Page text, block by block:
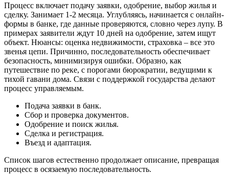
Процесс включает подачу заявки, одобрение, выбор жилья и
сделку. Занимает 1-2 месяца. Углубляясь, начинается с онлайн-
формы в банке, где данные проверяются, словно через лупу. В
примерах заявители ждут 10 дней на одобрение, затем ищут
объект. Нюансы: оценка недвижимости, страховка – все это
звенья цепи. Причинно, последовательность обеспечивает
безопасность, минимизируя ошибки. Образно, как
путешествие по реке, с порогами бюрократии, ведущими к
тихой гавани дома. Связи с поддержкой государства делают
процесс управляемым.
Подача заявки в банк.
Сбор и проверка документов.
Одобрение и поиск жилья.
Сделка и регистрация.
Въезд и адаптация.
Список шагов естественно продолжает описание, превращая
процесс в осязаемую последовательность.